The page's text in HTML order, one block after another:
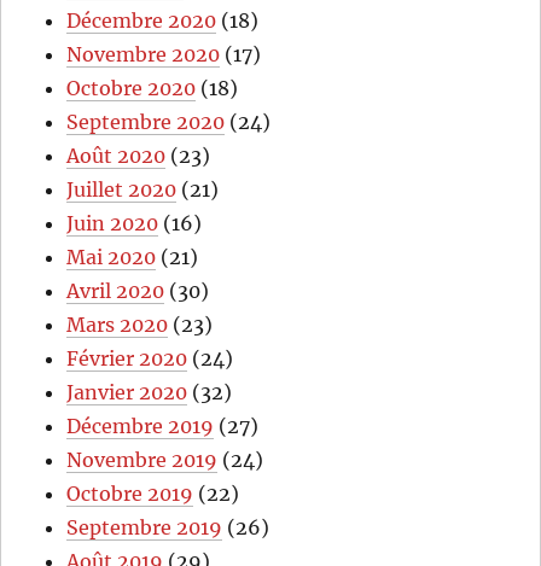
Décembre 2020 (18)
Novembre 2020 (17)
Octobre 2020 (18)
Septembre 2020 (24)
Août 2020 (23)
Juillet 2020 (21)
Juin 2020 (16)
Mai 2020 (21)
Avril 2020 (30)
Mars 2020 (23)
Février 2020 (24)
Janvier 2020 (32)
Décembre 2019 (27)
Novembre 2019 (24)
Octobre 2019 (22)
Septembre 2019 (26)
Août 2019 (29)